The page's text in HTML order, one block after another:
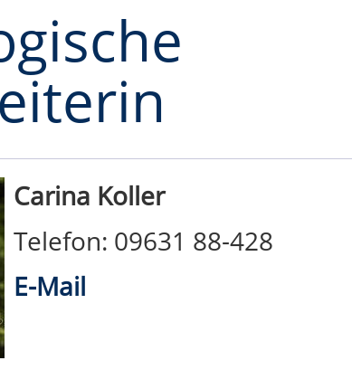
Carina Koller
Telefon: 09631 88-428
E-Mail